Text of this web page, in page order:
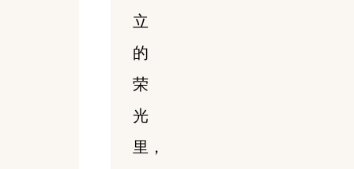
立
的
荣
光
里，